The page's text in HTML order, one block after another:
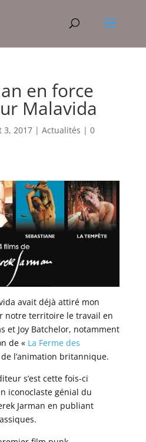
en force
Malavida
3, 2017| Actualités | 0
avait déjà attiré mon
notre territoire le travail en
et Joy Batchelor, notamment
de « La Ferme des
l’animation britannique.
s’est cette fois-ci
iconoclaste génial du
Jarman en publiant